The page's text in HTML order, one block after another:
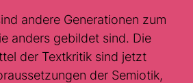
andere Generationen zum
anders gebildet sind. Die
der Textkritik sind jetzt
der Semiotik,